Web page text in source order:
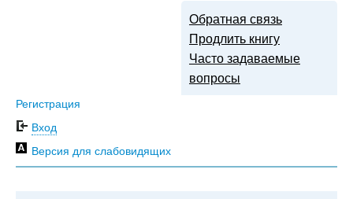
Обратная связь
Продлить книгу
Часто задаваемые
вопросы
Регистрация
Вход
Версия для слабовидящих